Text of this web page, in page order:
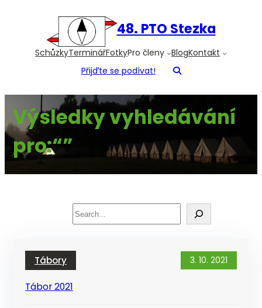
48. PTO Stezka
SchůzkyTerminářFotkyPro členy BlogKontakt
Přijďte se podívat!
Výsledky vyhledávání
pro:“”
Tábory 3. 10. 2021
Tábor 2021